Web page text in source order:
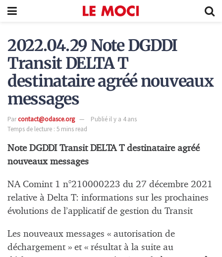
2022.04.29 Note DGDDI
Transit DELTA T
destinataire agréé nouveaux
messages
Parcontact@odasce.org
Publié il y a 4 ans
Temps de lecture : 5 mins read
Note DGDDI Transit DELTA T destinataire agréé
nouveaux messages
NA Comint 1 n°210000223 du 27 décembre 2021
relative à Delta T: informations sur les prochaines
évolutions de l’applicatif de gestion du Transit
Les nouveaux messages « autorisation de
déchargement » et « résultat à la suite au